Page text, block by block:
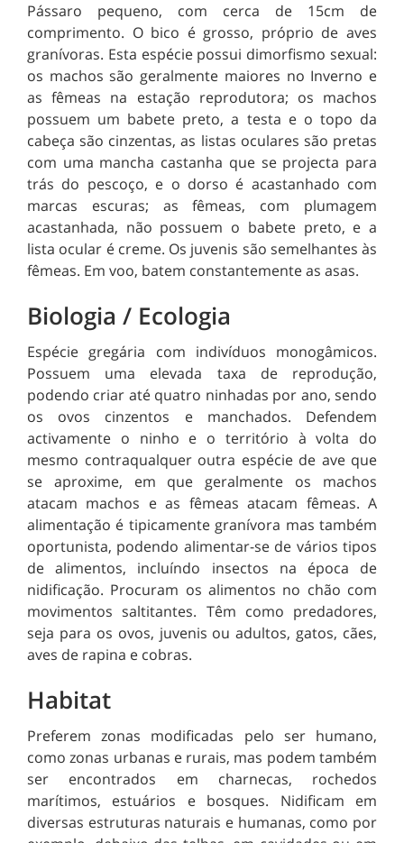
Pássaro pequeno, com cerca de 15cm de
comprimento. O bico é grosso, próprio de aves
granívoras. Esta espécie possui dimorfismo sexual:
os machos são geralmente maiores no Inverno e
as fêmeas na estação reprodutora; os machos
possuem um babete preto, a testa e o topo da
cabeça são cinzentas, as listas oculares são pretas
com uma mancha castanha que se projecta para
trás do pescoço, e o dorso é acastanhado com
marcas escuras; as fêmeas, com plumagem
acastanhada, não possuem o babete preto, e a
lista ocular é creme. Os juvenis são semelhantes às
fêmeas. Em voo, batem constantemente as asas.
Biologia / Ecologia
Espécie gregária com indivíduos monogâmicos.
Possuem uma elevada taxa de reprodução,
podendo criar até quatro ninhadas por ano, sendo
os ovos cinzentos e manchados. Defendem
activamente o ninho e o território à volta do
mesmo contraqualquer outra espécie de ave que
se aproxime, em que geralmente os machos
atacam machos e as fêmeas atacam fêmeas. A
alimentação é tipicamente granívora mas também
oportunista, podendo alimentar-se de vários tipos
de alimentos, incluíndo insectos na época de
nidificação. Procuram os alimentos no chão com
movimentos saltitantes. Têm como predadores,
seja para os ovos, juvenis ou adultos, gatos, cães,
aves de rapina e cobras.
Habitat
Preferem zonas modificadas pelo ser humano,
como zonas urbanas e rurais, mas podem também
ser encontrados em charnecas, rochedos
marítimos, estuários e bosques. Nidificam em
diversas estruturas naturais e humanas, como por